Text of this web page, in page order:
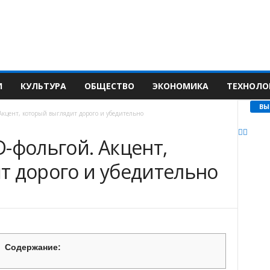
КУЛЬТУРА ОБЩЕСТВО ЭКОНОМИКА
который выглядит дорого и убедительно
фольгой. Акцент,
дорого и убедительно
Содержание: